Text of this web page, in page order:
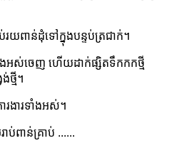
ពាន់​ដុំ​ទៅ​ក្នុង​បន្ទប់​ត្រជាក់។
អស់ចេញ ហើយដាក់ផ្សិតទឹកកកថ្មី
ថ្មី។
រងារទាំងអស់។
ពាន់គ្រាប់ ......